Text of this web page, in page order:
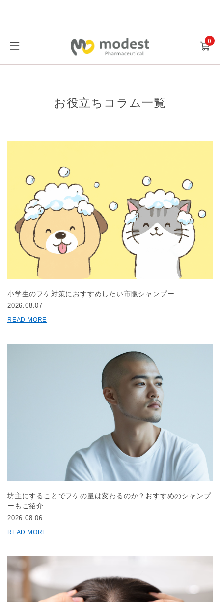
0
お役立ちコラム一覧
小学生のフケ対策におすすめしたい市販シャンプー
2026.08.07
READ MORE
坊主にすることでフケの量は変わるのか？おすすめのシャンプ
ーもご紹介
2026.08.06
READ MORE